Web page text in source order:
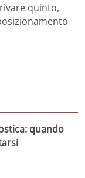
quinto,
quando